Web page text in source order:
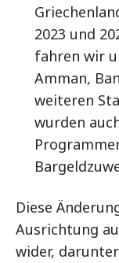
2023 und
fahren wir
Amman,
weiteren
wurden
Diese
Ausrichtung
wider,